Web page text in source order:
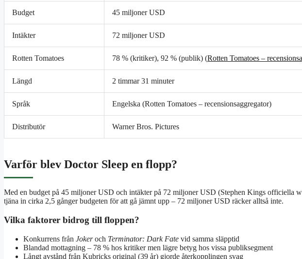
Budget 45 miljoner USD
Intäkter 72 miljoner USD
Rotten Tomatoes 78 % (kritiker), 92 % (publik) (Rotten Tomatoes –
Längd 2 timmar 31 minuter
Språk Engelska (Rotten Tomatoes – recensionsaggregator)
Distributör Warner Bros. Pictures
Varför blev Doctor Sleep en flopp?
Med en budget på 45 miljoner USD och intäkter på 72 miljoner USD (Stephen Kings officiella
tjäna in cirka 2,5 gånger budgeten för att gå jämnt upp – 72 miljoner USD räcker alltså inte.
Vilka faktorer bidrog till floppen?
Konkurrens från Jokeroch Terminator: Dark Fate vid samma släpptid
Blandad mottagning – 78 % hos kritiker men lägre betyg hos vissa publiksegment
Långt avstånd från Kubricks original (39 år) gjorde återkopplingen svag